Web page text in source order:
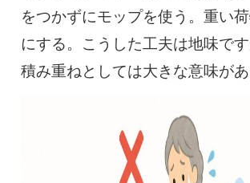
をつかずにモップを使う。重い
にする。こうした工夫は地味で
積み重ねとしては大きな意味があ